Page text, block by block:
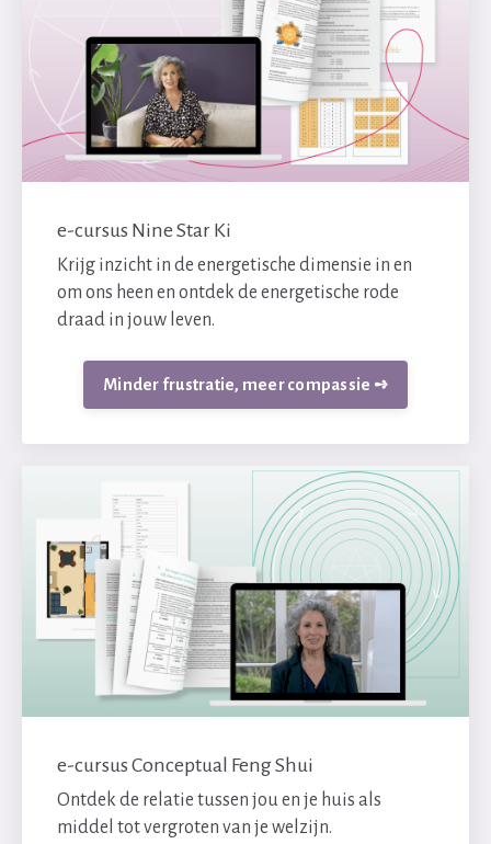
e-cursus Nine Star Ki
Krijg inzicht in de energetische dimensie in en
om ons heen en ontdek de energetische rode
draad in jouw leven.
Minder frustratie, meer compassie ➺
e-cursus Conceptual Feng Shui
Ontdek de relatie tussen jou en je huis als
middel tot vergroten van je welzijn.